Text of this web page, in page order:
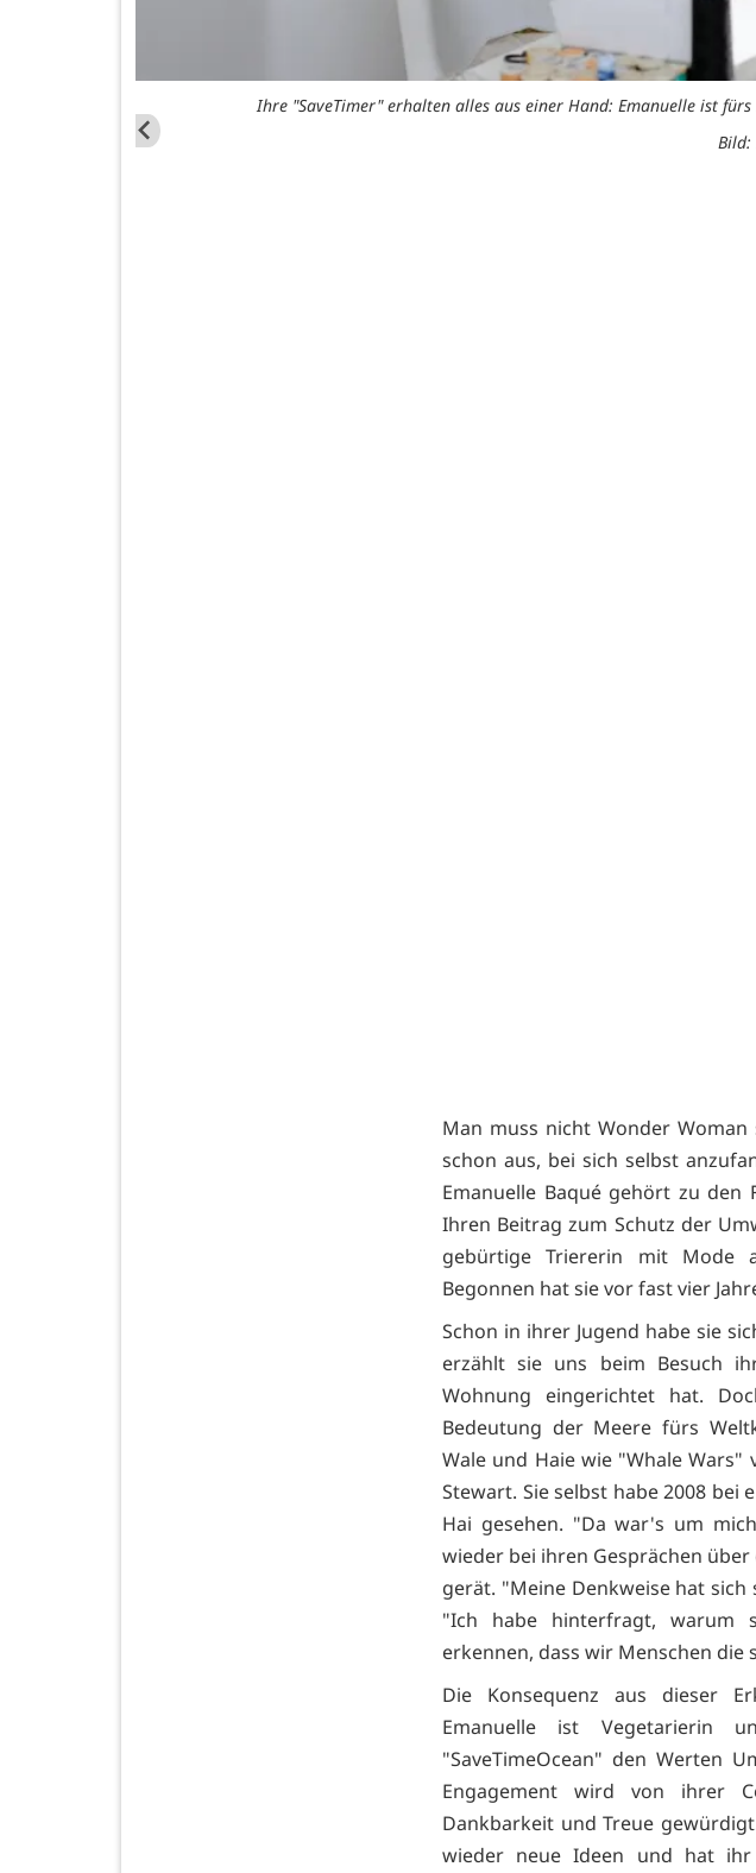
Ihre "SaveTimer" erhalten alles aus einer Hand: Emanuelle ist
Bild:
Man muss nicht Wonder
schon aus, bei sich selbst
Emanuelle Baqué gehört zu den
Ihren Beitrag zum Schutz der
gebürtige Triererin mit Mode
Begonnen hat sie vor fast vier
Schon in ihrer Jugend habe sie
erzählt sie uns beim Besuch
Wohnung eingerichtet hat.
Bedeutung der Meere fürs
Wale und Haie wie "Whale
Stewart. Sie selbst habe 2008 bei
Hai gesehen. "Da war's um
wieder bei ihren Gesprächen
gerät. "Meine Denkweise hat
"Ich habe hinterfragt, warum
erkennen, dass wir Menschen die
Die Konsequenz aus dieser
Emanuelle ist Vegetarierin
"SaveTimeOcean" den Werten
Engagement wird von ihrer
Dankbarkeit und Treue
wieder neue Ideen und hat ihr